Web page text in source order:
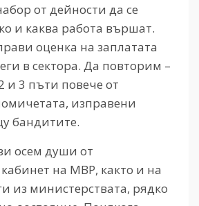
от дейности да се
и каква работа вършат.
оценка на заплатата
в сектора. Да повторим –
и 3 пъти повече от
изправени
бандитите.
осем души от
на МВР, както и на
из министерствата, рядко